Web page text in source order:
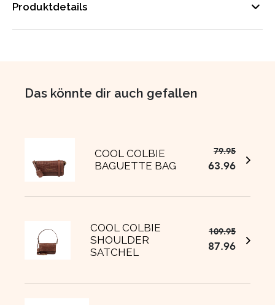
Produktdetails
Das könnte dir auch gefallen
COOL COLBIE
BAGUETTE BAG
79.95
Preis
€79.95
63.96Preis
€63.96.
COOL COLBIE
SHOULDER
SATCHEL
109.95
Preis
€109.95
87.96Preis
€87.96.